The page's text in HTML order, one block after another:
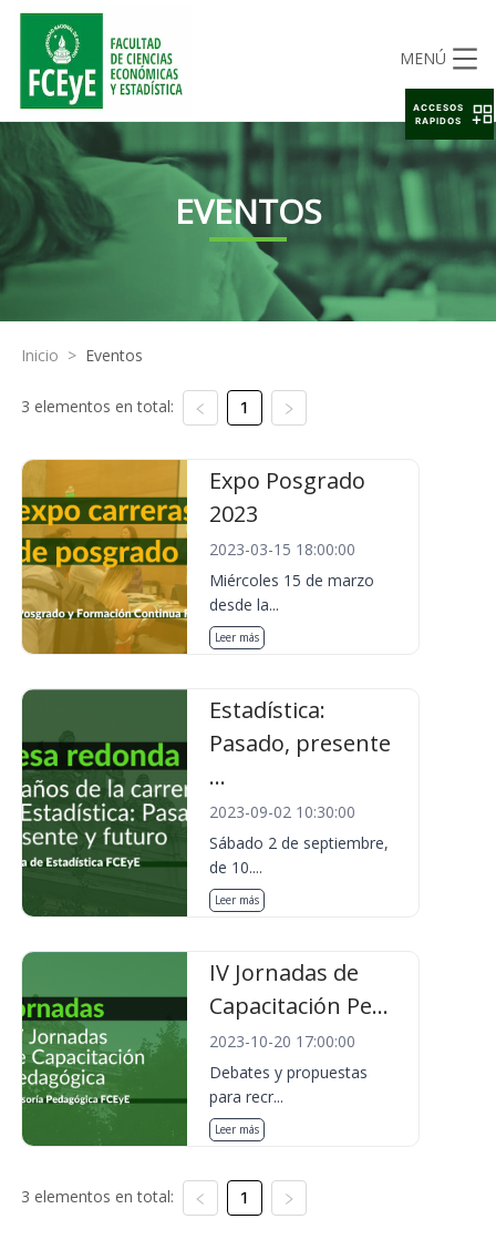
MENÚ
EVENTOS
Inicio > Eventos
3 elementos en total: 1
Expo Posgrado
2023
2023-03-15 18:00:00
Miércoles 15 de marzo
desde la...
Leer más
Estadística:
Pasado, presente
...
2023-09-02 10:30:00
Sábado 2 de septiembre,
de 10....
Leer más
IV Jornadas de
Capacitación Pe...
2023-10-20 17:00:00
Debates y propuestas
para recr...
Leer más
3 elementos en total: 1
ACCESOS
RAPIDOS